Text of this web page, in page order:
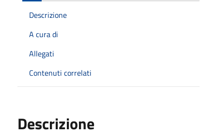
Descrizione
A cura di
Allegati
Contenuti correlati
Descrizione